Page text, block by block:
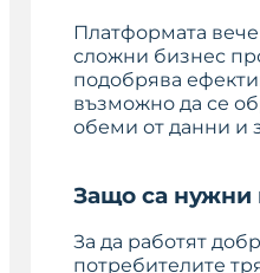
Платформата
сложни бизнес
подобрява
възможно да се
обеми от данни и
Защо са нужни
За да работят
потребителите